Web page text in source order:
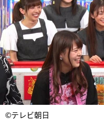
©テレビ朝日